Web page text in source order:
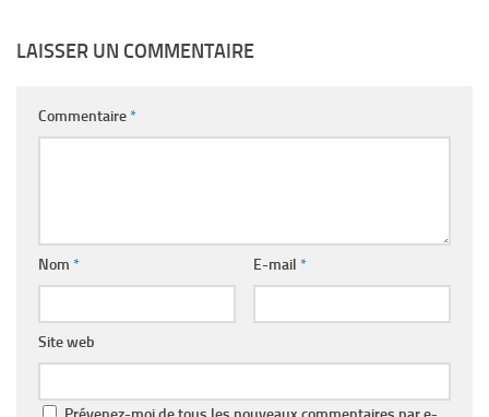
LAISSER UN COMMENTAIRE
Commentaire*
Nom * E-mail *
Site web